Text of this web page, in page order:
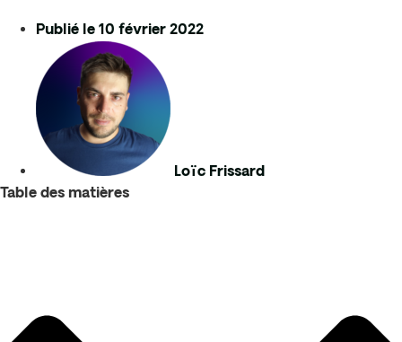
Publié le 10 février 2022
Loïc Frissard
Table des matières